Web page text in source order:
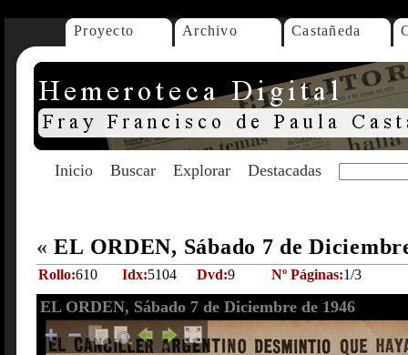
Proyecto Archivo Castañeda
Inicio Buscar Explorar Destacadas
« EL ORDEN, Sábado 7 de
Rollo:610 Idx:5104 Dvd:9 Nº Páginas:1/3
EL ORDEN, Sábado 7 de Diciembre de 1946